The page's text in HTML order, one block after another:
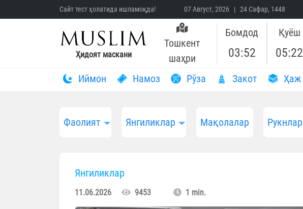
Сайт тест ҳолатида ишламоқда! 07 Август, 2026 | 24 Сафар, 1448
Ҳидоят маскани
Тошкент
шаҳри
Бомдод
03:52
Қуёш
05:22
Иймон Намоз Рўза Закот Ҳаж
Фаолият Янгиликлар Мақолалар Рукнлар
Янгиликлар
11.06.2026 9453 1 min.